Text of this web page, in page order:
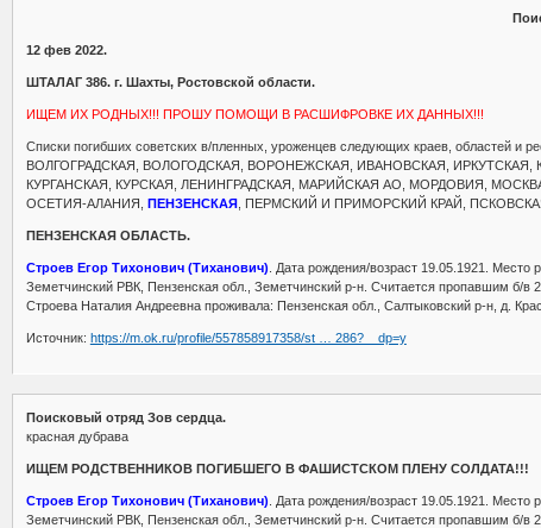
12 фев 2022.
ШТАЛАГ 386. г. Шахты, Ростовской области.
ИЩЕМ ИХ РОДНЫХ!!! ПРОШУ ПОМОЩИ В РАСШИФРОВКЕ ИХ ДАННЫХ!!!
Списки погибших советских в/пленных, уроженцев следующих краев,
ВОЛГОГРАДСКАЯ, ВОЛОГОДСКАЯ, ВОРОНЕЖСКАЯ, ИВАНОВСКАЯ,
КУРГАНСКАЯ, КУРСКАЯ, ЛЕНИНГРАДСКАЯ, МАРИЙСКАЯ АО, МОРДОВИЯ,
ОСЕТИЯ-АЛАНИЯ,
ПЕНЗЕНСКАЯ , ПЕРМСКИЙ И ПРИМОРСКИЙ КРАЙ,
ПЕНЗЕНСКАЯ ОБЛАСТЬ.
Строев Егор Тихонович (Тиханович) . Дата рождения/возраст 19.05.1921.
Земетчинский РВК, Пензенская обл., Земетчинский р-н. Считается пропавшим б/в
Строева Наталия Андреевна проживала: Пензенская обл., Салтыковский р-н, д.
Источник: https://m.ok.ru/profile/557858917358/st … 286?__dp=y
Поисковый отряд Зов сердца.
красная дубрава
ИЩЕМ РОДСТВЕННИКОВ ПОГИБШЕГО В ФАШИСТСКОМ ПЛЕНУ СОЛДАТА!!!
Строев Егор Тихонович (Тиханович) . Дата рождения/возраст 19.05.1921.
Земетчинский РВК, Пензенская обл., Земетчинский р-н. Считается пропавшим б/в